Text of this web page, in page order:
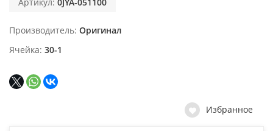
Производитель Оригинал
Ячейка 30-1
Избранное